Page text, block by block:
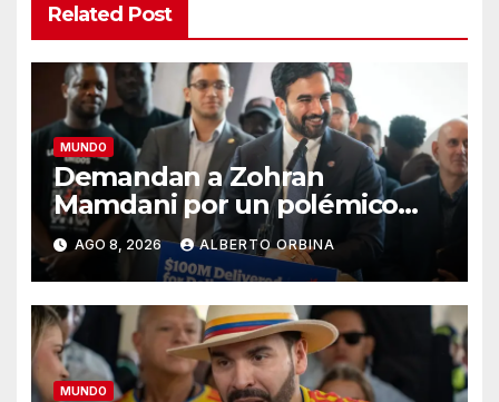
Related Post
MUNDO
Demandan a Zohran
Mamdani por un polémico
impuesto inmobiliario que
podría afectar a miles de
personas
AGO 8, 2026 ALBERTO ORBINA
MUNDO